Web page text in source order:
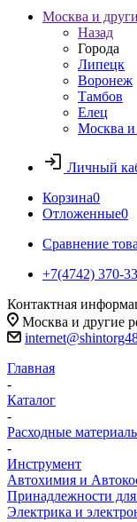
Москва и
Назад
Города
Липецк
Воронеж
Тамбов
Елец
Москва и
Личный
Корзина0
Отложенные0
Сравнение
+7(4742) 370-
Контактная
Москва и другие
Главная
-
Каталог
-
Расходные
-
Инструмент
Автохимия и
Принадлежности
Электрика и